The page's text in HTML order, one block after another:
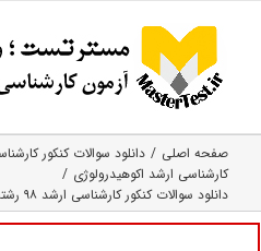
content
صفحه اصلی
دانلود سوالات کنکور
کارشناسی ارشد اکوهیدرولوژی
دانلود سوالات کنکور کارشناسی ارشد ۹۸ رشته اکوهیدرولوژی (کد ۱۳۲۳)